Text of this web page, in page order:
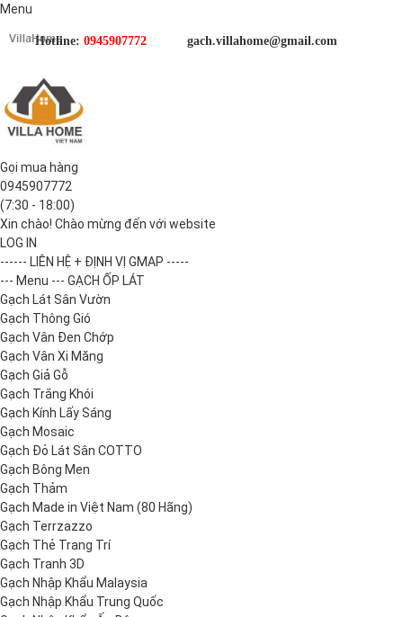
Menu
Hotline: 0945907772 gach.villahome@gmail.com
Gọi mua hàng
0945907772
(7:30 - 18:00)
Xin chào! Chào mừng đến với website
LOG IN
------ LIÊN HỆ + ĐỊNH VỊ GMAP -----
--- Menu --- GẠCH ỐP LÁT
Gạch Lát Sân Vườn
Gạch Thông Gió
Gạch Vân Đen Chớp
Gạch Vân Xi Măng
Gạch Giả Gỗ
Gạch Trắng Khói
Gạch Kính Lấy Sáng
Gạch Mosaic
Gạch Đỏ Lát Sân COTTO
Gạch Bông Men
Gạch Thảm
Gạch Made in Việt Nam (80 Hãng)
Gạch Terrzazzo
Gạch Thẻ Trang Trí
Gạch Tranh 3D
Gạch Nhập Khẩu Malaysia
Gạch Nhập Khẩu Trung Quốc